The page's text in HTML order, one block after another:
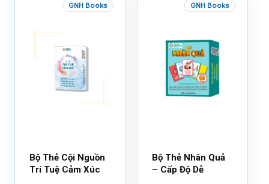
GNH Books
Bộ Thẻ Cội Nguồn
Trí Tuệ Cảm Xúc
GNH Books
Bộ Thẻ Nhân Quả
– Cấp Độ Dễ